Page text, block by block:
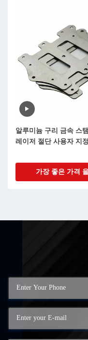
알루미늄 구리 금속 스
레이저 절단 사용자 지
가장 좋은 가격